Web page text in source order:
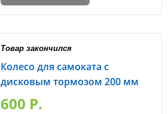
Товар закончился
Колесо для самоката с
дисковым тормозом 200 мм
600 P.